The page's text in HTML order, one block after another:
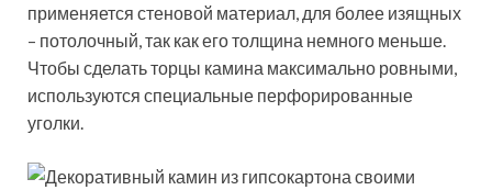
применяется стеновой материал, для более изящных
– потолочный, так как его толщина немного меньше.
Чтобы сделать торцы камина максимально ровными,
используются специальные перфорированные
уголки.